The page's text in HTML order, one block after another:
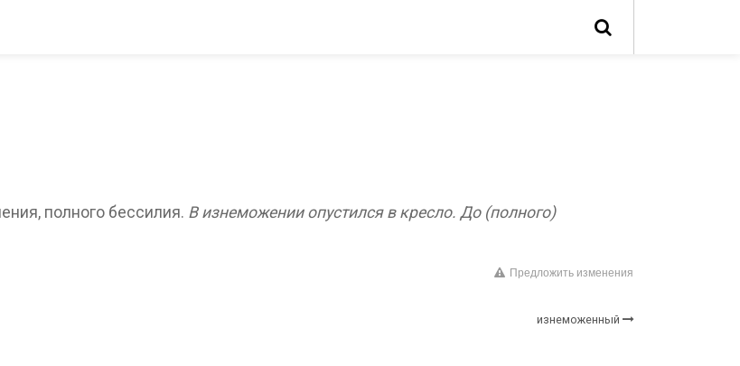
полного бессилия. В изнеможении опустился в кресло. До (полного)
Предложить изменения
изнеможенный